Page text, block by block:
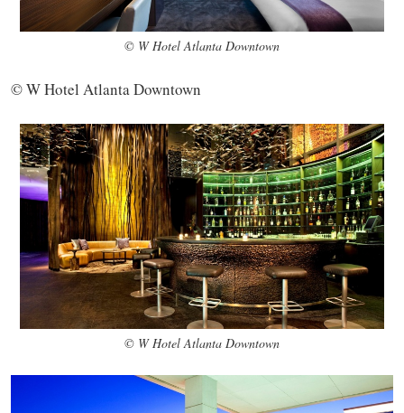
© W Hotel Atlanta Downtown
© W Hotel Atlanta Downtown
© W Hotel Atlanta Downtown